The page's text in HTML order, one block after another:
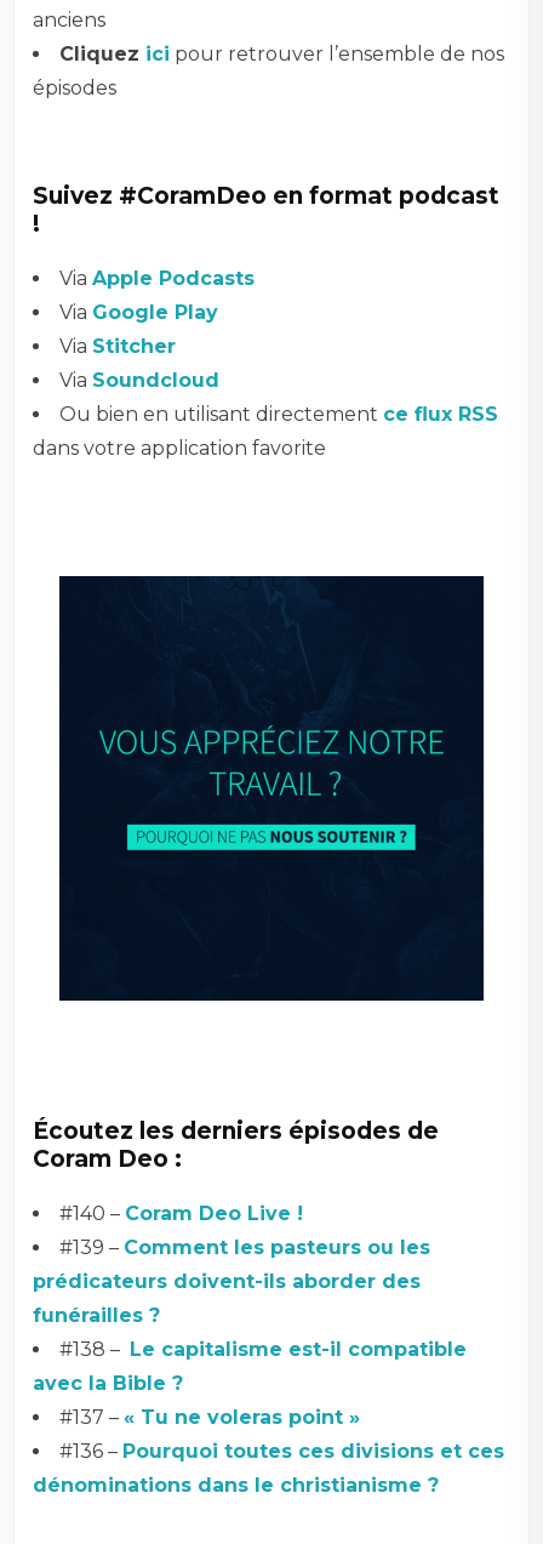
anciens
Cliquez ici pour retrouver l’ensemble de nos
épisodes
Suivez #CoramDeo en format podcast
!
ViaApple Podcasts
Via Google Play
Via Stitcher
Via Soundcloud
Ou bien en utilisant directement ce flux RSS
dans votre application favorite
Écoutez les derniers épisodes de
Coram Deo :
#140 – Coram Deo Live !
#139 – Comment les pasteurs ou les
prédicateurs doivent-ils aborder des
funérailles ?
#138 – Le capitalisme est-il compatible
avec la Bible ?
#137 –« Tu ne voleras point »
#136 – Pourquoi toutes ces divisions et ces
dénominations dans le christianisme ?